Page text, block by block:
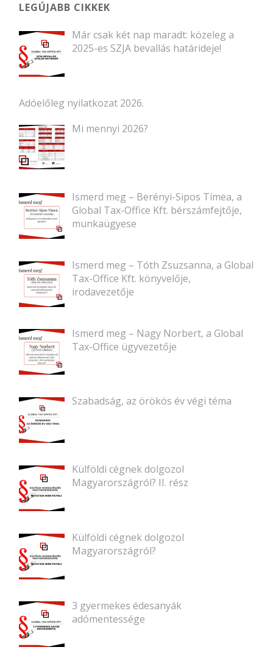
LEGÚJABB CIKKEK
Már csak két nap maradt: közeleg a
2025-es SZJA bevallás határideje!
Adóelőleg nyilatkozat 2026.
Mi mennyi 2026?
Ismerd meg – Berényi-Sipos Tímea, a
Global Tax-Office Kft. bérszámfejtője,
munkaügyese
Ismerd meg – Tóth Zsuzsanna, a Global
Tax-Office Kft. könyvelője,
irodavezetője
Ismerd meg – Nagy Norbert, a Global
Tax-Office ügyvezetője
Szabadság, az örökös év végi téma
Külföldi cégnek dolgozol
Magyarországról? II. rész
Külföldi cégnek dolgozol
Magyarországról?
3 gyermekes édesanyák
adómentessége